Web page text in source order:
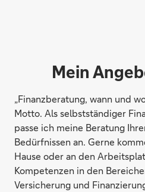
Mein
„Finanzberatung, wann und
Motto. Als selbstständiger
passe ich meine Beratung
Bedürfnissen an. Gerne
Hause oder an den
Kompetenzen in den
Versicherung und